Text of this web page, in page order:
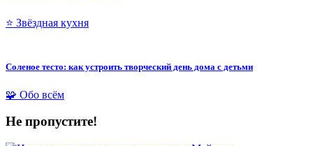
⭐ Звёздная кухня
Соленое тесто: как устроить творческий день дома с детьми
🧩 Обо всём
Не пропустите!